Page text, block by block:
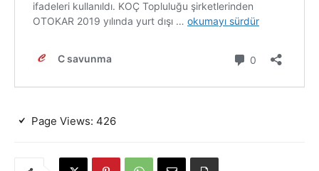
Page Views: 426